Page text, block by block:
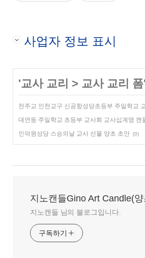
사업자 정보 표시
'교사 교리 > 교사 교리 폼
천주교 인천교구 신공항성당초등부 주일학교
대연동 주일학교 초등부 교사회 교사십계명 캔
인덕원성당 스승의날 교사 선물 양초 초안 (0)
지노캔들Gino Art Candle(
지노캔들 님의 블로그입니다.
구독하기